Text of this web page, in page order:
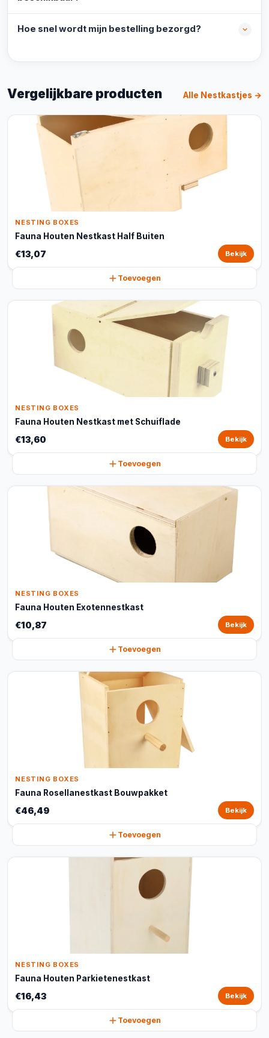
Hoe snel wordt mijn bestelling bezorgd?
Vergelijkbare producten Alle Nestkastjes →
NESTING BOXES
Fauna Houten Nestkast Half Buiten
€13,07 Bekijk
Toevoegen
NESTING BOXES
Fauna Houten Nestkast met Schuiflade
€13,60 Bekijk
Toevoegen
NESTING BOXES
Fauna Houten Exotennestkast
€10,87 Bekijk
Toevoegen
NESTING BOXES
Fauna Rosellanestkast Bouwpakket
€46,49 Bekijk
Toevoegen
NESTING BOXES
Fauna Houten Parkietenestkast
€16,43 Bekijk
Toevoegen